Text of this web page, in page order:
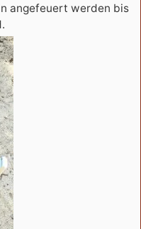
angefeuert werden bis